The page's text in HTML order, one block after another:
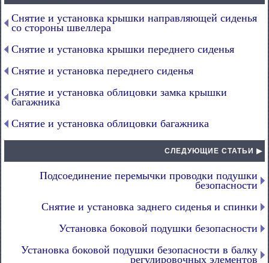
Снятие и установка крышки направляющей сиденья
со стороны швеллера
Снятие и установка крышки переднего сиденья
Снятие и установка переднего сиденья
Снятие и установка облицовки замка крышки
багажника
Снятие и установка облицовки багажника
СЛЕДУЮЩИЕ СТАТЬИ ▶
Подсоединение перемычки проводки подушки
безопасности
Снятие и установка заднего сиденья и спинки
Установка боковой подушки безопасности
Установка боковой подушки безопасности в балку
регулировочных элементов